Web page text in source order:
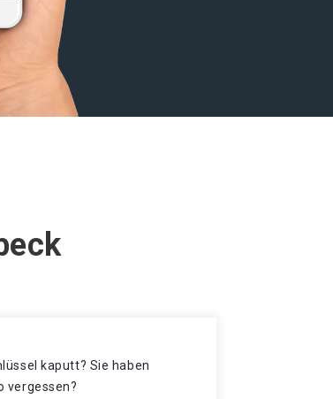
kaputt? Sie haben
vergessen?